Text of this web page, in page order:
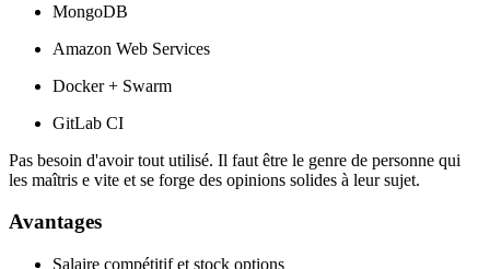
MongoDB
Amazon Web Services
Docker + Swarm
GitLab CI
Pas besoin d'avoir tout utilisé. Il faut être le genre de personne qui
les maîtris e vite et se forge des opinions solides à leur sujet.
Avantages
Salaire compétitif et stock options